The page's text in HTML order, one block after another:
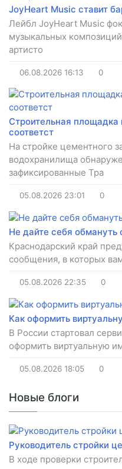
JoyHeart Music ставит
Лейбл JoyHeart Music
музыкальных
артисто
06.08.2026 16:13 0
Строительная
соответст
На стройке цементного
водохранилища
зафиксированные Тра
05.08.2026 23:01 0
Не дайте себя обмануть
Краснодарский край
сообщения, в которых
05.08.2026 22:35 0
Как оформить
В России стартовал
оформить виртуальную
05.08.2026 18:05 0
Новые блоги
Руководитель стройки
В ходе проверки